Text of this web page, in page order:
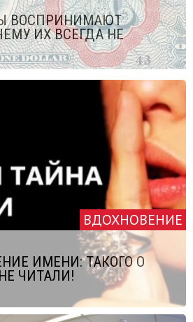
ВОСПРИНИМАЮТ
ИХ ВСЕГДА НЕ
ВДОХНОВЕНИЕ
ИМЕНИ: ТАКОГО О
ЧИТАЛИ!